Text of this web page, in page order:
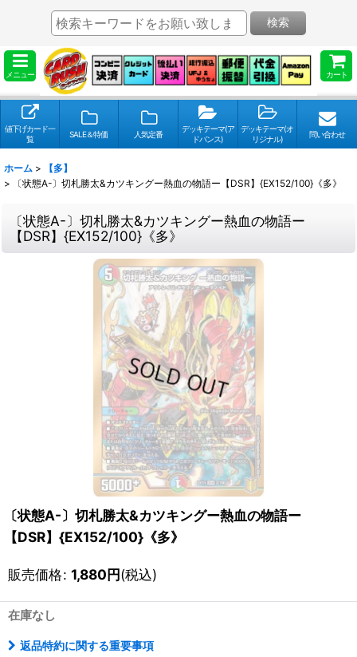
メニュー カート
検索
値下げカード一
覧
SALE＆特価 人気定番
デッキテーマ(ア
ドバンス)
デッキテーマ(オ
リジナル)
問い合わせ
ホーム >
【多】
>
〔状態A-〕切札勝太&カツキングー熱血の物語ー【DSR】{EX152/100}《多》
〔状態A-〕切札勝太&カツキングー熱血の物語ー
【DSR】{EX152/100}《多》
〔状態A-〕切札勝太&カツキングー熱血の物語ー
【DSR】{EX152/100}《多》
販売価格: 1,880円(税込)
在庫なし
返品特約に関する重要事項